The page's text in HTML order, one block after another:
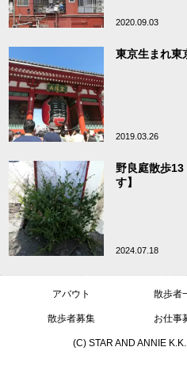
2020.09.03
東京生まれ東
2019.03.26
野良庭散歩
す】
2024.07.18
アバウト 散歩者
散歩者募集 お仕事
(C) STAR AND ANNIE